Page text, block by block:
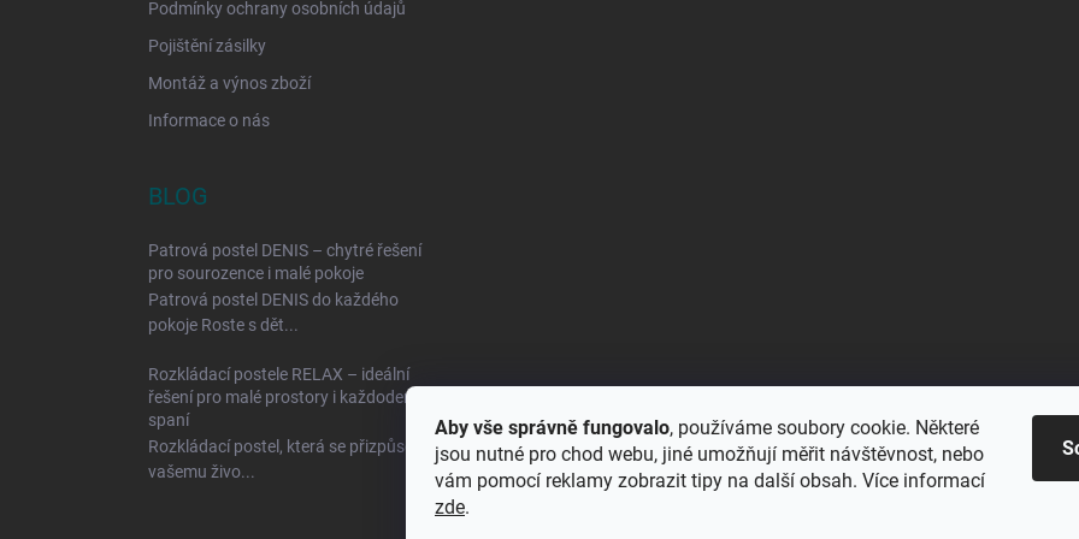
Aby vše správně fungovalo, používáme soubory cookie. Některé
jsou nutné pro chod webu, jiné umožňují měřit návštěvnost, nebo
vám pomocí reklamy zobrazit tipy na další obsah. Více informací
zde.
Podmínky ochrany osobních údajů
Pojištění zásilky
Montáž a výnos zboží
Informace o nás
BLOG
Patrová postel DENIS – chytré řešení
pro sourozence i malé pokoje
Patrová postel DENIS do každého
pokoje Roste s dět...
Rozkládací postele RELAX – ideální
řešení pro malé prostory i každodenní
spaní
Rozkládací postel, která se přizpůsobí
vašemu živo...